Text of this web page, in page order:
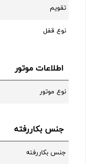
تقویم
نوع قفل
اطلاعات موتور
نوع موتور
جنس بکاررفته
جنس بکاررفته